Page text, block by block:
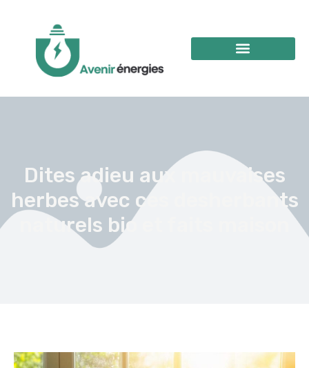
Dites adieu aux mauvaises
herbes avec ces desherbants
naturels bio et faits maison